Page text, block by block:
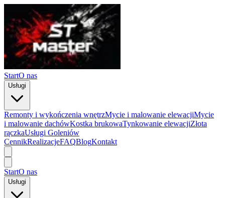
StartO nas
Usługi
Remonty i wykończenia wnętrzMycie i malowanie elewacjiMycie
i malowanie dachówKostka brukowaTynkowanie elewacjiZłota
rączkaUsługi Goleniów
CennikRealizacjeFAQBlogKontakt
StartO nas
Usługi